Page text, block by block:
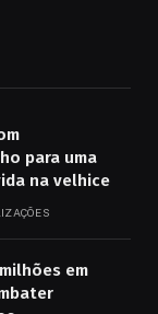
para uma
na velhice
em